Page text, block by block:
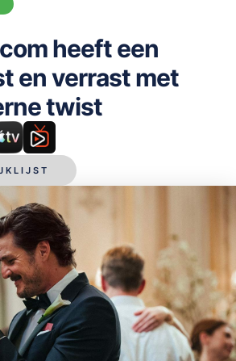
heeft een
en verrast met
twist